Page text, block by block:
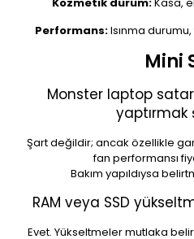
Performans:Isınma durumu,
Mini
Monster laptop
yaptırmak
Şart değildir; ancak özellikle
fan performansı
Bakım yapıldıysa
RAM veya SSD
Evet. Yükseltmeler mutlaka